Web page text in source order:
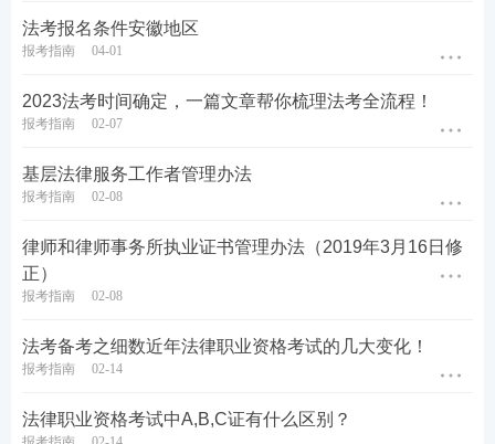
5.具备全日制普通高等学校法学类本科学历并获得学
士及以上学位，全日制普通高等学校非法学类本科及
日制普通高等学校非法学类本科及以上学历并获得相
法考报名条件安徽地区
报考指南 04-01
2023法考时间确定，一篇文章帮你梳理法考全流程！
报考指南 02-07
基层法律服务工作者管理办法
报考指南 02-08
律师和律师事务所执业证书管理办法（2019年3月16日修
正）
报考指南 02-08
法考备考之细数近年法律职业资格考试的几大变化！
报考指南 02-14
法律职业资格考试中A,B,C证有什么区别？